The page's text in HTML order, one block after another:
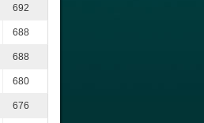
692
688
688
680
676